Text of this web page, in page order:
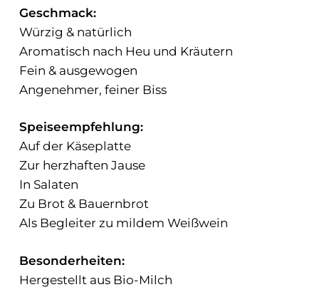
Geschmack:
Würzig & natürlich
Aromatisch nach Heu und Kräutern
Fein & ausgewogen
Angenehmer, feiner Biss
Speiseempfehlung:
Auf der Käseplatte
Zur herzhaften Jause
In Salaten
Zu Brot & Bauernbrot
Als Begleiter zu mildem Weißwein
Besonderheiten:
Hergestellt aus Bio-Milch